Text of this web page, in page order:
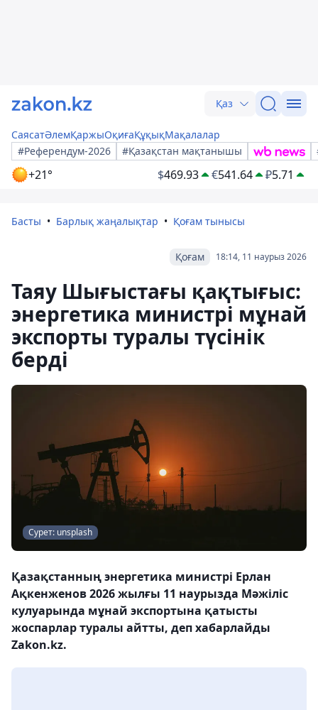
Қаз
СаясатӘлемҚаржыОқиғаҚұқықМақалалар
#Референдум-2026
#Қазақстан мақтанышы
+21° $469.93 €541.64 ₽5.71
Басты Барлық жаңалықтар Қоғам тынысы
18:14, 11 наурыз 2026
Қоғам
Таяу Шығыстағы қақтығыс:
энергетика министрі мұнай
экспорты туралы түсінік
берді
Сурет: unsplash
Қазақстанның энергетика министрі Ерлан
Ақкенженов 2026 жылғы 11 наурызда Мәжіліс
кулуарында мұнай экспортына қатысты
жоспарлар туралы айтты, деп хабарлайды
Zakon.kz.